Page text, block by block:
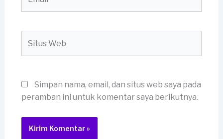
Web
Simpan nama, email, dan situs web saya pada
peramban ini untuk komentar saya berikutnya.